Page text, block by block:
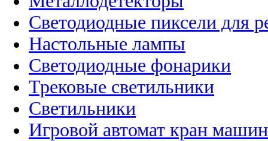
Светодиодные пиксели для
Настольные лампы
Светодиодные фонарики
Трековые светильники
Светильники
Игровой автомат кран